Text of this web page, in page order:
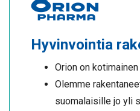
Hyvinvointia
Orion on
Olemme
suomalaisille jo yli